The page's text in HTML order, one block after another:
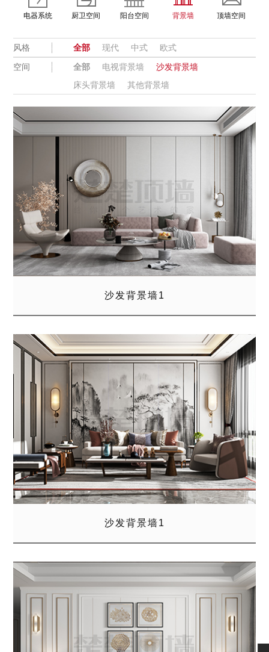
电器系统 厨卫空间 阳台空间 背景墙 顶墙空间
风格 全部 现代 中式
欧式
空间
全部 电视背景墙
沙发背景墙
床头背景墙
其他背景墙
沙发背景墙1
沙发背景墙1